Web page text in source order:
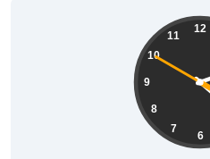
12
6
7
8
9
10
11